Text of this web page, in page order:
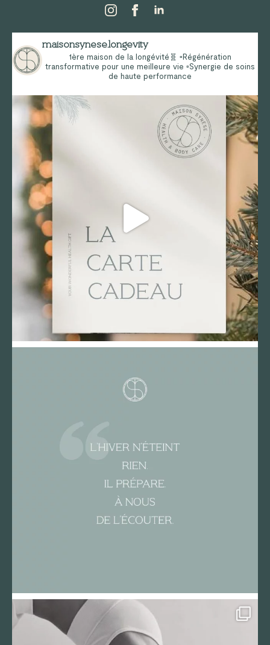
maisonsynese.longevity
1ère maison de la longévité🧬 ▫️Régénération
transformative pour une meilleure vie ▫️Synergie de soins
de haute performance